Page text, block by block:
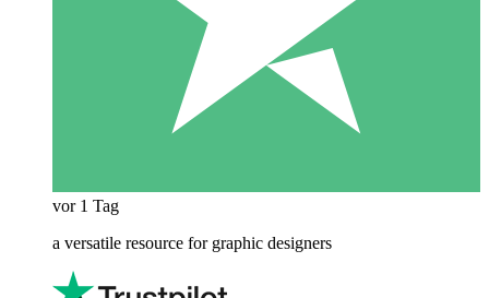
vor 1 Tag
a versatile resource for graphic designers